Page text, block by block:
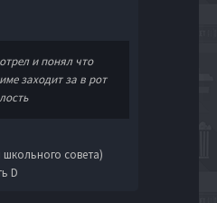
и понял что
заходит за в рот
совета)
D